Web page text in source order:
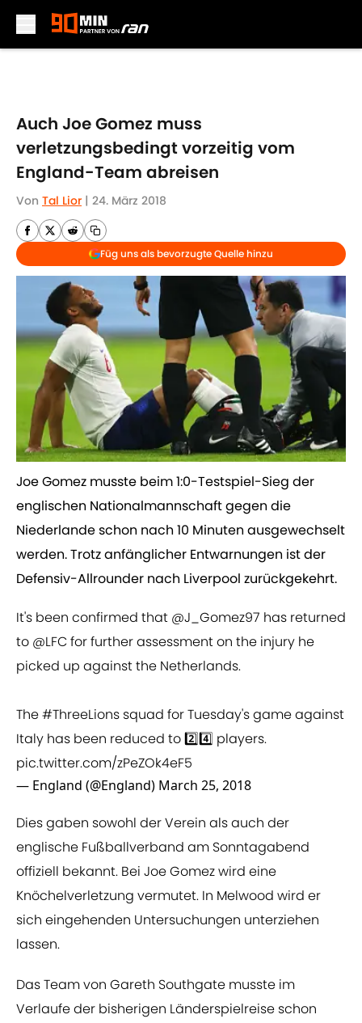
Auch Joe Gomez muss
verletzungsbedingt vorzeitig vom
England-Team abreisen
Von Tal Lior | 24. März 2018
Füg uns als bevorzugte Quelle hinzu
​Joe Gomez musste beim 1:0-Testspiel-Sieg der
englischen Nationalmannschaft gegen die
Niederlande schon nach 10 Minuten ausgewechselt
werden. Trotz anfänglicher Entwarnungen ist der
Defensiv-Allrounder nach Liverpool zurückgekehrt.
It's been confirmed that @J_Gomez97 has returned
to @LFCfor further assessment on the injury he
picked up against the Netherlands.
The#ThreeLions squad for Tuesday's game against
Italy has been reduced to 2️⃣4️⃣ players.
pic.twitter.com/zPeZOk4eF5
— England (@England) March 25, 2018
Dies gaben sowohl der Verein als auch der
englische Fußballverband am Sonntagabend
offiziell bekannt. Bei Joe Gomez wird eine
Knöchelverletzung vermutet. In Melwood wird er
sich eingehenden Untersuchungen unterziehen
lassen.
Das Team von Gareth Southgate musste im
Verlaufe der bisherigen Länderspielreise schon